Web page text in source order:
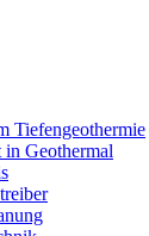
Tiefengeothermie
Geothermal